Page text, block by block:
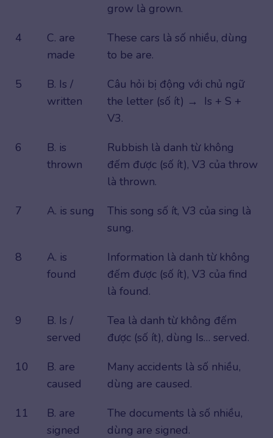
grow là grown.
4
C. are
made
These cars là số nhiều, dùng
to be are.
5
B. Is /
written
Câu hỏi bị động với chủ ngữ
the letter (số ít) → Is + S +
V3.
6
B. is
thrown
Rubbish là danh từ không
đếm được (số ít), V3 của throw
là thrown.
7
A. is sung
This song số ít, V3 của sing là
sung.
8
A. is
found
Information là danh từ không
đếm được (số ít), V3 của find
là found.
9
B. Is /
served
Tea là danh từ không đếm
được (số ít), dùng Is… served.
10
B. are
caused
Many accidents là số nhiều,
dùng are caused.
11
B. are
signed
The documents là số nhiều,
dùng are signed.